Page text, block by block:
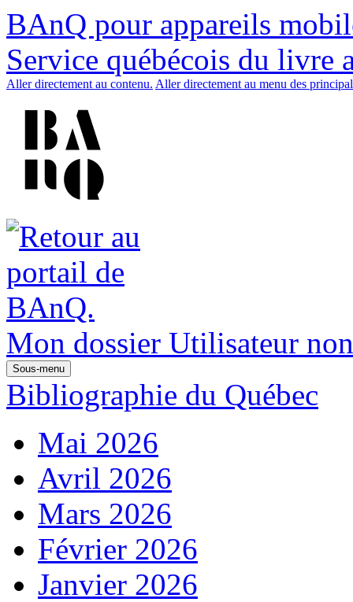
BAnQ pour appareils
Service québécois du livre
Aller directement au contenu. Aller directement au menu des
Mon dossier Utilisateur
Sous-menu
Bibliographie du Québec
Mai 2026
Avril 2026
Mars 2026
Février 2026
Janvier 2026